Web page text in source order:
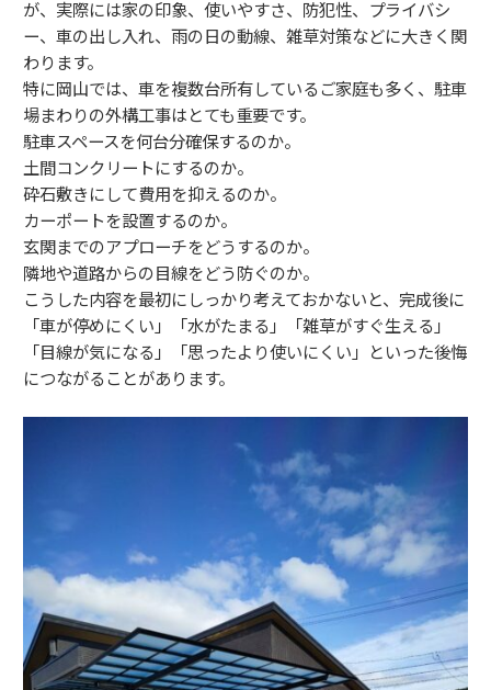
が、実際には家の印象、使いやすさ、防犯性、プライバシ
ー、車の出し入れ、雨の日の動線、雑草対策などに大きく関
わります。
特に岡山では、車を複数台所有しているご家庭も多く、駐車
場まわりの外構工事はとても重要です。
駐車スペースを何台分確保するのか。
土間コンクリートにするのか。
砕石敷きにして費用を抑えるのか。
カーポートを設置するのか。
玄関までのアプローチをどうするのか。
隣地や道路からの目線をどう防ぐのか。
こうした内容を最初にしっかり考えておかないと、完成後に
「車が停めにくい」「水がたまる」「雑草がすぐ生える」
「目線が気になる」「思ったより使いにくい」といった後悔
につながることがあります。